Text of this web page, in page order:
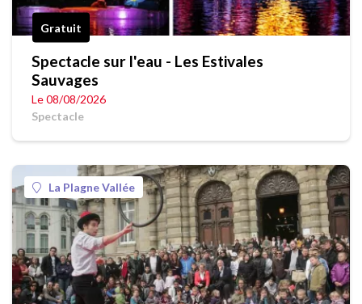
Gratuit
Spectacle sur l'eau - Les Estivales
Sauvages
Le 08/08/2026
Spectacle
La Plagne Vallée